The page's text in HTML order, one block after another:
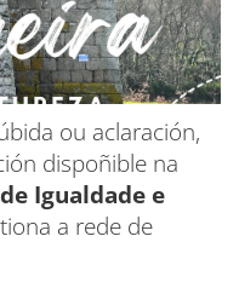
ou aclaración,
dispoñible na
Igualdade e
a rede de